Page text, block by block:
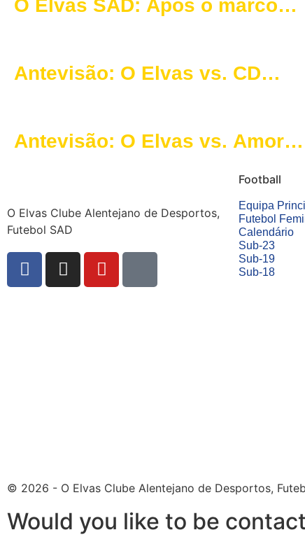
O Elvas SAD: Após o marco
Antevisão: O Elvas vs. CD
Portugal
Antevisão: O Elvas vs. Amora
Subida do Campeonato de
Portugal
O Elvas Clube Alentejano de Desportos,
Futebol SAD
Football
Equipa
Futebol
Calendário
Sub-23
Sub-19
Sub-18
© 2026 - O Elvas Clube Alentejano de Desportos,
Would you like to be